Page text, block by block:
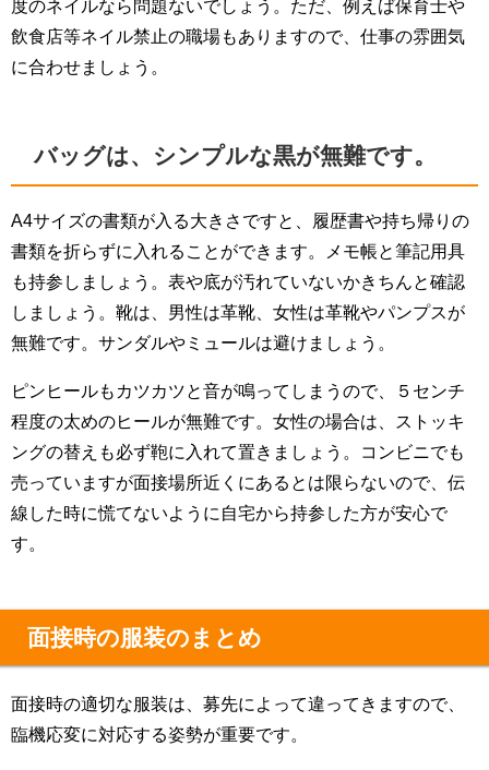
度のネイルなら問題ないでしょう。ただ、例えば保育士や
飲食店等ネイル禁止の職場もありますので、仕事の雰囲気
に合わせましょう。
バッグは、シンプルな黒が無難です。
A4サイズの書類が入る大きさですと、履歴書や持ち帰りの
書類を折らずに入れることができます。メモ帳と筆記用具
も持参しましょう。表や底が汚れていないかきちんと確認
しましょう。靴は、男性は革靴、女性は革靴やパンプスが
無難です。サンダルやミュールは避けましょう。
ピンヒールもカツカツと音が鳴ってしまうので、５センチ
程度の太めのヒールが無難です。女性の場合は、ストッキ
ングの替えも必ず鞄に入れて置きましょう。コンビニでも
売っていますが面接場所近くにあるとは限らないので、伝
線した時に慌てないように自宅から持参した方が安心で
す。
面接時の服装のまとめ
面接時の適切な服装は、募先によって違ってきますので、
臨機応変に対応する姿勢が重要です。